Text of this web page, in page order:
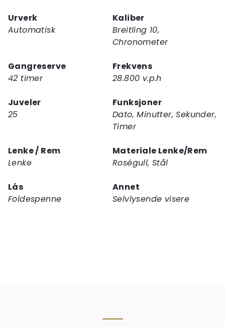
Urverk
Automatisk
Kaliber
Breitling 10,
Chronometer
Gangreserve
42 timer
Frekvens
28.800 v.p.h
Juveler
25
Funksjoner
Dato, Minutter, Sekunder,
Timer
Lenke / Rem
Lenke
Materiale Lenke/Rem
Roségull, Stål
Lås
Foldespenne
Annet
Selvlysende visere